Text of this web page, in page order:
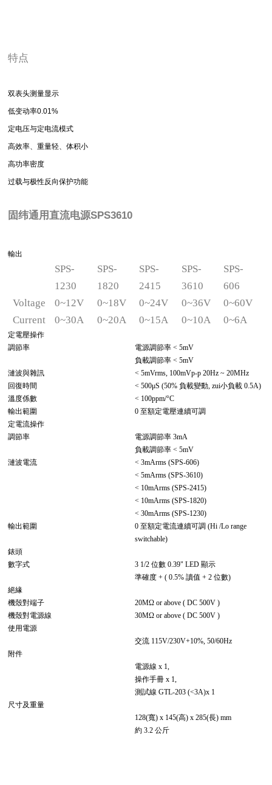
特点
双表头测量显示
低变动率0.01%
定电压与定电流模式
高效率、重量轻、体积小
高功率密度
过载与极性反向保护功能
固纬通用直流电源SPS3610
輸出
SPS-
1230
SPS-
1820
SPS-
2415
SPS-
3610
SPS-
606
Voltage
0~12V 0~18V 0~24V 0~36V
0~60V
Current
0~30A 0~20A 0~15A 0~10A 0~6A
定電壓操作
調節率
電源調節率 < 5mV
負載調節率 < 5mV
漣波與雜訊
< 5mVrms, 100mVp-p 20Hz ~ 20MHz
回復時間
< 500μS (50% 負載變動, zui小負載 0.5A)
溫度係數
< 100ppm/°C
輸出範圍
0 至額定電壓連續可調
定電流操作
調節率
電源調節率 3mA
負載調節率 < 5mV
漣波電流
< 3mArms (SPS-606)
< 5mArms (SPS-3610)
< 10mArms (SPS-2415)
< 10mArms (SPS-1820)
< 30mArms (SPS-1230)
輸出範圍
0 至額定電流連續可調 (Hi /Lo range
switchable)
錶頭
數字式
3 1/2 位數 0.39" LED 顯示
準確度 + ( 0.5% 讀值 + 2 位數)
絕緣
機殼對端子
20MΩ or above ( DC 500V )
機殼對電源線
30MΩ or above ( DC 500V )
使用電源
交流 115V/230V+10%, 50/60Hz
附件
電源線 x 1,
操作手冊 x 1,
測試線 GTL-203 (<3A)x 1
尺寸及重量
128(寬) x 145(高) x 285(長) mm
約 3.2 公斤